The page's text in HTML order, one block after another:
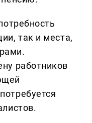
так и места,
работников